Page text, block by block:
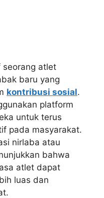
seorang atlet
baru yang
kontribusi sosial.
platform
untuk terus
pada masyarakat.
nirlaba atau
bahwa
atlet dapat
luas dan